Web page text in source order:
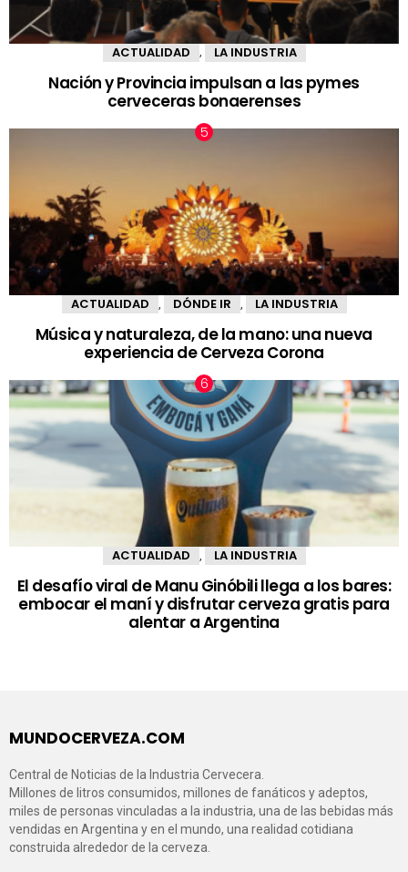
ACTUALIDAD , LA INDUSTRIA
Nación y Provincia impulsan a las pymes
cerveceras bonaerenses
ACTUALIDAD DÓNDE IR LA INDUSTRIA
Música y naturaleza, de la mano: una nueva
experiencia de Cerveza Corona
ACTUALIDAD LA INDUSTRIA
El desafío viral de Manu Ginóbili llega a los bares:
embocar el maní y disfrutar cerveza gratis para
alentar a Argentina
MUNDOCERVEZA.COM
Central de Noticias de la Industria Cervecera.
Millones de litros consumidos, millones de fanáticos y adeptos,
miles de personas vinculadas a la industria, una de las bebidas más
vendidas en Argentina y en el mundo, una realidad cotidiana
construida alrededor de la cerveza.